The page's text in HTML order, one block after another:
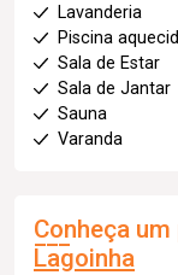
Lavanderia
Piscina
Sala de Estar
Sala de Jantar
Sauna
Varanda
Conheça
Lagoinha